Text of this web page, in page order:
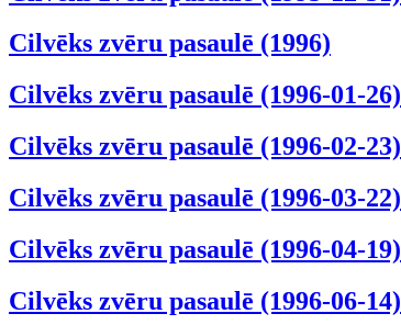
Cilvēks zvēru pasaulē (1996)
Cilvēks zvēru pasaulē (1996-01-26)
Cilvēks zvēru pasaulē (1996-02-23)
Cilvēks zvēru pasaulē (1996-03-22)
Cilvēks zvēru pasaulē (1996-04-19)
Cilvēks zvēru pasaulē (1996-06-14)